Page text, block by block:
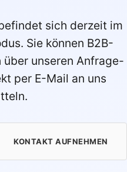
sich derzeit im
Sie können B2B-
unseren Anfrage-
per E-Mail an uns
KONTAKT AUFNEHMEN